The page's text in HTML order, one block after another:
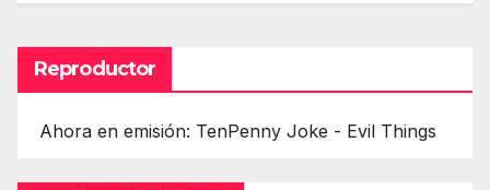
Reproductor
Ahora en emisión: TenPenny Joke - Evil Things